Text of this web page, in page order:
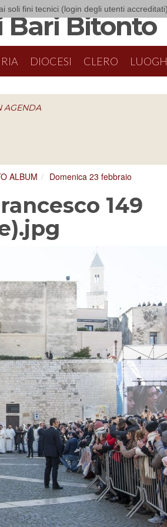
soli fini tecnici (login degli utenti
Bari Bitonto
DIOCESI CLERO
AGENDA
ALBUM Domenica 23 febbraio
149